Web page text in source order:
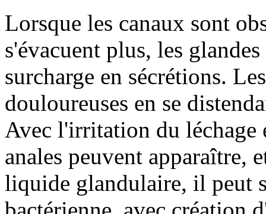
Lorsque les canaux sont
s'évacuent plus, les
surcharge en sécrétions.
douloureuses en se
Avec l'irritation du léchage
anales peuvent apparaître,
liquide glandulaire, il peut